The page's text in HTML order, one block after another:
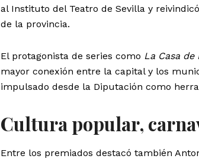
al Instituto del Teatro de Sevilla y
de la provincia.
El protagonista de series como La Casa de
mayor conexión entre la capital y los
impulsado desde la Diputación como
Cultura popular,
Entre los premiados destacó también